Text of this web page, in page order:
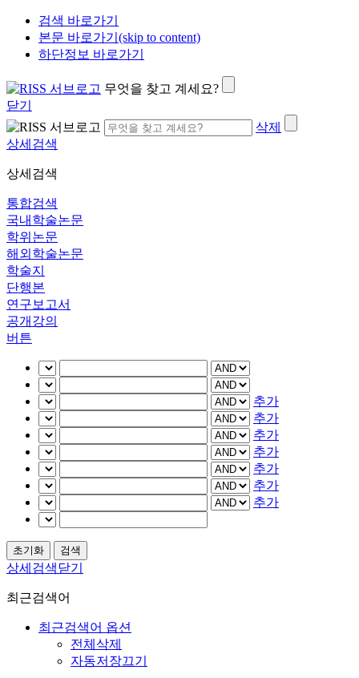
검색 바로가기
본문 바로가기(skip to content)
하단정보 바로가기
무엇을 찾고 계세요?
닫기
삭제
상세검색
상세검색
통합검색
국내학술논문
학위논문
해외학술논문
학술지
단행본
연구보고서
공개강의
버튼
추가
추가
추가
추가
추가
추가
추가
상세검색닫기
최근검색어
최근검색어 옵션
전체삭제
자동저장끄기